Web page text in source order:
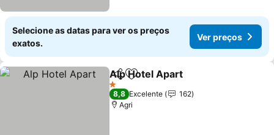
Selecione as datas para ver os preços
exatos.
Ver preços
PartilharAdicionar aos favoritos
Alp Hotel Apart
1 Estrelas
8,8 Excelente
162
Agri